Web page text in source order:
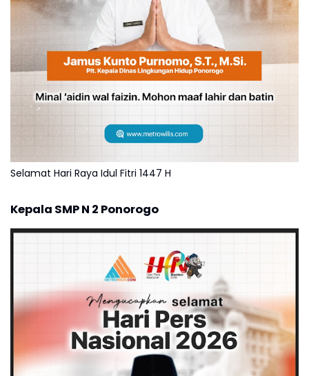
Selamat Hari Raya Idul Fitri 1447 H
Kepala SMP N 2 Ponorogo